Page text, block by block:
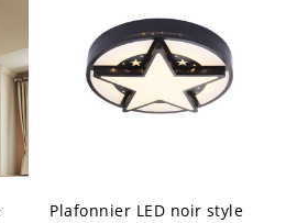
Plafonnier LED noir style